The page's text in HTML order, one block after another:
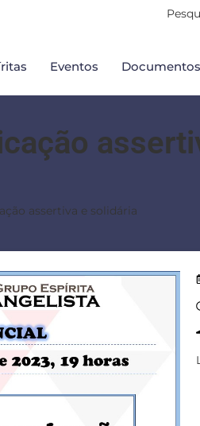
Eventos Documentos
assertiva e solidária